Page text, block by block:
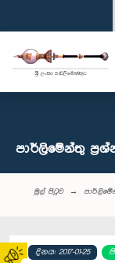
පාර්ලි‌මේන්තු‌
මුල් පිටුව
දිනය: 2017-01-25